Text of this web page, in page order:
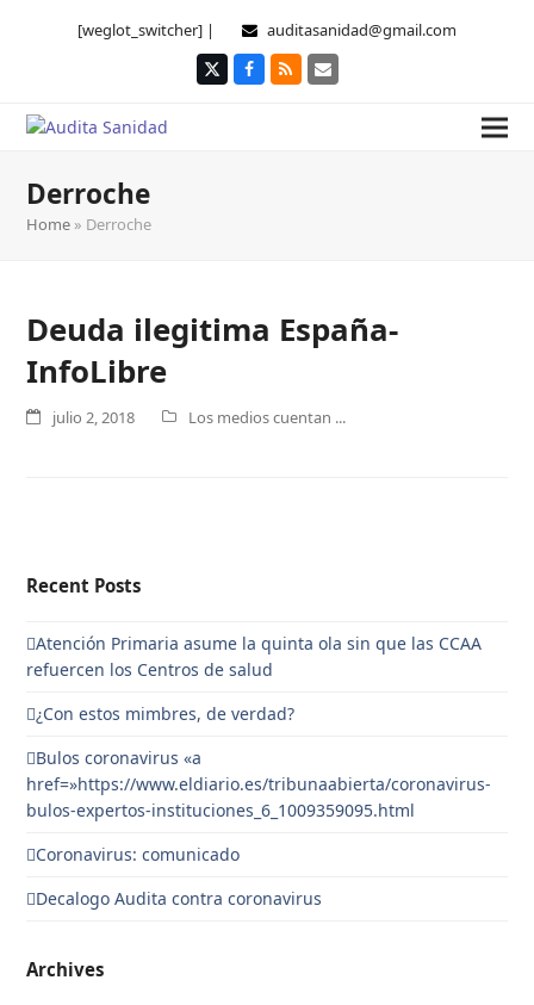
[weglot_switcher] | auditasanidad@gmail.com
TwitterFacebook
RSS Correo
Derroche
Home » Derroche
Deuda ilegitima España-
InfoLibre
julio 2, 2018 Los medios cuentan ...
Recent Posts
Atención Primaria asume la quinta ola sin que las CCAA
refuercen los Centros de salud
¿Con estos mimbres, de verdad?
Bulos coronavirus «a
href=»https://www.eldiario.es/tribunaabierta/coronavirus-
bulos-expertos-instituciones_6_1009359095.html
Coronavirus: comunicado
Decalogo Audita contra coronavirus
Archives